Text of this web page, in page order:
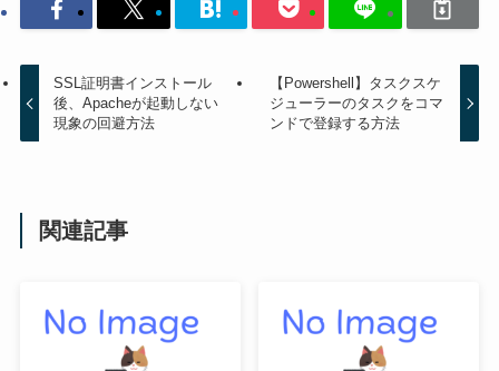
SSL証明書インストール
後、Apacheが起動しない
現象の回避方法
【Powershell】タスクスケ
ジューラーのタスクをコマ
ンドで登録する方法
関連記事